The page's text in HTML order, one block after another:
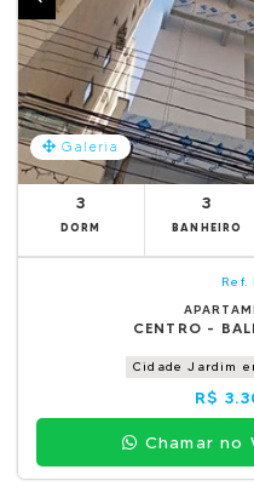
Galeria
3
DORM
3
BANHEIRO
Ref.
CENTRO -
Cidade Jardim
R$
Chamar no